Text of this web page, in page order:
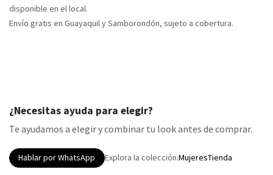
disponible en el local.
Envío gratis en Guayaquil y Samborondón, sujeto a cobertura.
¿Necesitas ayuda para elegir?
Te ayudamos a elegir y combinar tu look antes de comprar.
Hablar por WhatsApp Explora la colección:MujeresTienda